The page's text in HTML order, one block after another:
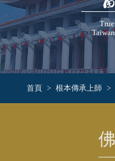
首頁 根本傳承上師